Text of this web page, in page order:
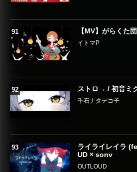
【MV】がらくた
イトマP
ストロ→ / 初音ミ
千石ナタデコ子
ライライレイラ
UD × sonv
OUTLOUD